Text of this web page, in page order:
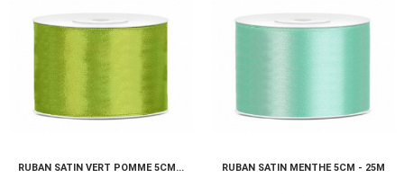
RUBAN SATIN VERT POMME 5CM... RUBAN SATIN MENTHE 5CM - 25M